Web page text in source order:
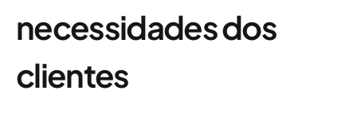
necessidades dos
clientes